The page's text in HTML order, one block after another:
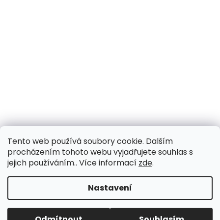
Tento web používá soubory cookie. Dalším
procházením tohoto webu vyjadřujete souhlas s
jejich používáním.. Více informací zde.
Nastavení
Vytvořil Shoptet
Copyright 2026Drogerie Fragrante. Všechna práva